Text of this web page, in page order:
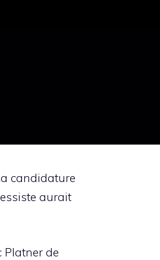
candidature
aurait
Platner de